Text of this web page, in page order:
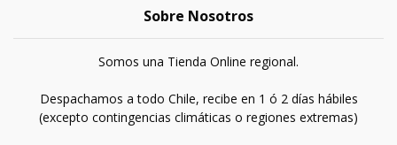
Sobre Nosotros
Somos una Tienda Online regional.
Despachamos a todo Chile, recibe en 1 ó 2 días hábiles
(excepto contingencias climáticas o regiones extremas)